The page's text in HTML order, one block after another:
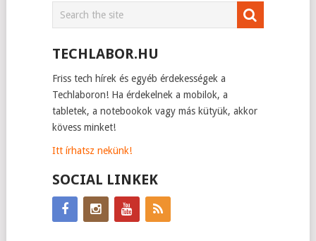
TECHLABOR.HU
Friss tech hírek és egyéb érdekességek a
Techlaboron! Ha érdekelnek a mobilok, a
tabletek, a notebookok vagy más kütyük, akkor
kövess minket!
Itt írhatsz nekünk!
SOCIAL LINKEK